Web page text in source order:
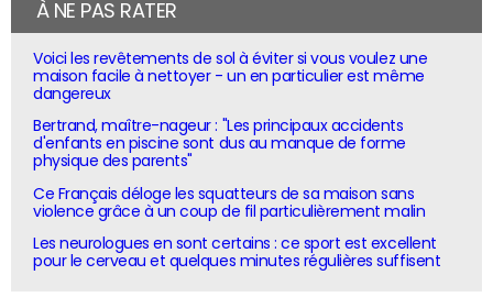
À NE PAS RATER
Voici les revêtements de sol à éviter si vous voulez une
maison facile à nettoyer - un en particulier est même
dangereux
Bertrand, maître-nageur : "Les principaux accidents
d'enfants en piscine sont dus au manque de forme
physique des parents"
Ce Français déloge les squatteurs de sa maison sans
violence grâce à un coup de fil particulièrement malin
Les neurologues en sont certains : ce sport est excellent
pour le cerveau et quelques minutes régulières suffisent